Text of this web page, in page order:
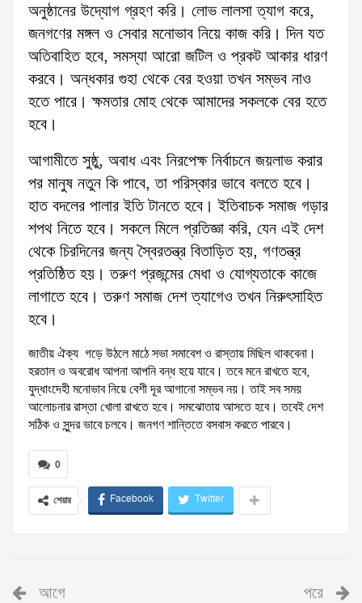
অনুষ্ঠানের উদ্যোগ গ্রহণ করি। লোভ লালসা ত্যাগ করে,
জনগণের মঙ্গল ও সেবার মনোভাব নিয়ে কাজ করি। দিন যত
অতিবাহিত হবে, সমস্যা আরো জটিল ও প্রকট আকার ধারণ
করবে। অন্ধকার গুহা থেকে বের হওয়া তখন সম্ভব নাও
হতে পারে। ক্ষমতার মোহ থেকে আমাদের সকলকে বের হতে
হবে।
আগামীতে সুষ্ঠু, অবাধ এবং নিরপেক্ষ নির্বাচনে জয়লাভ করার
পর মানুষ নতুন কি পাবে, তা পরিস্কার ভাবে বলতে হবে।
হাত বদলের পালার ইতি টানতে হবে। ইতিবাচক সমাজ গড়ার
শপথ নিতে হবে। সকলে মিলে প্রতিজ্ঞা করি, যেন এই দেশ
থেকে চিরদিনের জন্য স্বৈরতন্ত্র বিতাড়িত হয়, গণতন্ত্র
প্রতিষ্ঠিত হয়। তরুণ প্রজন্মের মেধা ও যোগ্যতাকে কাজে
লাগাতে হবে। তরুণ সমাজ দেশ ত্যাগেও তখন নিরুৎসাহিত
হবে।
জাতীয় ঐক্য গড়ে উঠলে মাঠে সভা সমাবেশ ও রাস্তায় মিছিল থাকবেনা।
হরতাল ও অবরোধ আপনা আপনি বন্ধ হয়ে যাবে। তবে মনে রাখতে হবে,
যুদ্ধাংদেহী মনোভাব নিয়ে বেশী দূর আগানো সম্ভব নয়। তাই সব সময়
আলোচনার রাস্তা খোলা রাখতে হবে। সমঝোতায় আসতে হবে। তবেই দেশ
সঠিক ও সুন্দর ভাবে চলবে। জনগণ শান্তিতে বসবাস করতে পারবে।
0
শেয়ার Facebook Twitter
আগে পরে